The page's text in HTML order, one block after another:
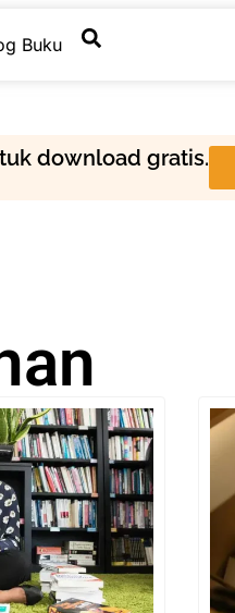
Buku
download gratis.